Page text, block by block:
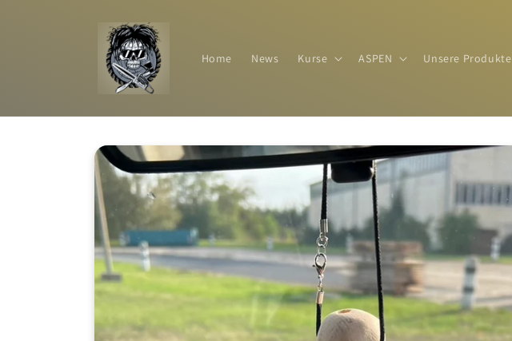
Home News Kurse ASPEN Unsere Produkte
Zu
Produktinformationen
springen